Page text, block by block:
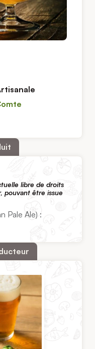
libre de droits
pouvant être issue
Pale Ale) :